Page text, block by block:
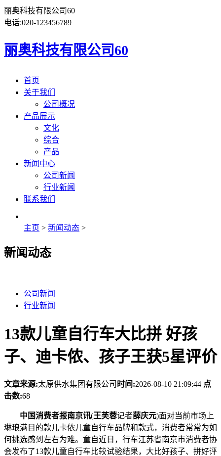
丽奥科技有限公司60
电话:020-123456789
丽奥科技有限公司60
首页
关于我们
公司概况
产品展示
文化
综合
产品
新闻中心
公司新闻
行业新闻
联系我们
主页 > 新闻动态 >
新闻动态
公司新闻
行业新闻
13款儿童自行车大比拼 好孩
子、迪卡侬、孩子王获5星评价
文章来源:太原供水集团有限公司 时间:2026-08-10 21:09:44 点
击数:68
中国消费者报南京讯(王芙蓉记者薛庆元)面对当前市场上
琳琅满目的款儿卡侬儿童自行车品牌和款式，消费者常常为如
何挑选感到左右为难。童自近日，行车江苏省南京市消费者协
会发布了13款儿童自行车比较试验结果，大比好孩子、拼好评